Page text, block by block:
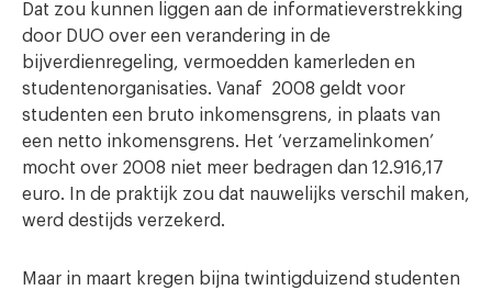
Dat zou kunnen liggen aan de informatieverstrekking
door DUO over een verandering in de
bijverdienregeling, vermoedden kamerleden en
studentenorganisaties. Vanaf 2008 geldt voor
studenten een bruto inkomensgrens, in plaats van
een netto inkomensgrens. Het ‘verzamelinkomen’
mocht over 2008 niet meer bedragen dan 12.916,17
euro. In de praktijk zou dat nauwelijks verschil maken,
werd destijds verzekerd.
Maar in maart kregen bijna twintigduizend studenten